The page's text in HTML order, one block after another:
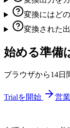
変換にはど
変換された
始める準備
ブラウザから14日
Trialを開始 営